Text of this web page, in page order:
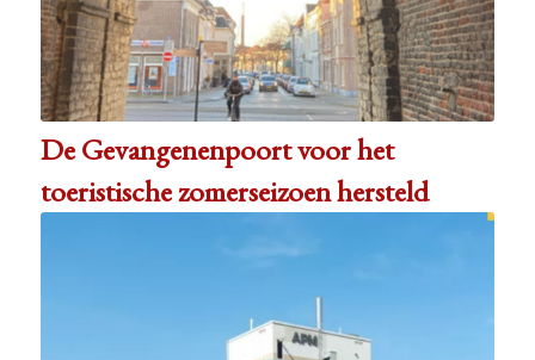
De Gevangenenpoort voor het
toeristische zomerseizoen hersteld